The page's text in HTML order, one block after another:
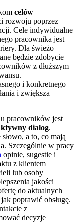
celów
rozwoju poprzez
Cele indywidualne
pracownika jest
Dla świeżo
będzie zdobycie
z dłuższym
i konkretnego
i zwiększa
pracowników jest
dialog.
a to, co mają
Szczególnie w pracy
opinie, sugestie i
z klientem
lub osoby
jakości
do aktualnych
poprawić obsługę.
z
decyzje